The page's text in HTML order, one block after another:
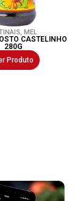
, MEL
CASTELINHO
280G
Produto